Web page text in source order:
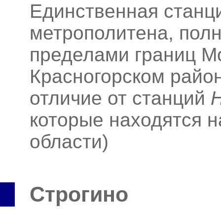
Единственная
метрополитена,
пределами границ
Красногорском
отличие от станций
которые находятся
области)
Строгино